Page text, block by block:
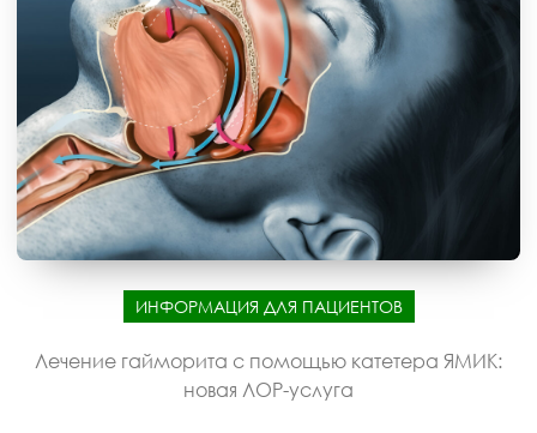
ИНФОРМАЦИЯ ДЛЯ ПАЦИЕНТОВ
Лечение гайморита с помощью катетера ЯМИК:
новая ЛОР-услуга